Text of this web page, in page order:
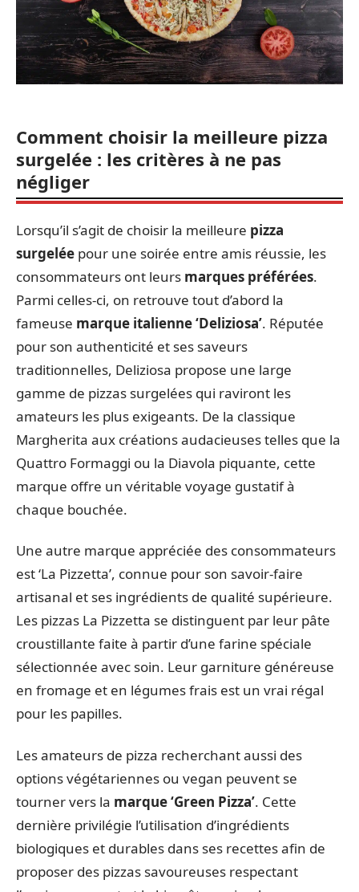
Comment choisir la meilleure pizza
surgelée : les critères à ne pas
négliger
Lorsqu’il s’agit de choisir la meilleure pizza
surgelée pour une soirée entre amis réussie, les
consommateurs ont leurs marques préférées.
Parmi celles-ci, on retrouve tout d’abord la
fameuse marque italienne ‘Deliziosa’. Réputée
pour son authenticité et ses saveurs
traditionnelles, Deliziosa propose une large
gamme de pizzas surgelées qui raviront les
amateurs les plus exigeants. De la classique
Margherita aux créations audacieuses telles que la
Quattro Formaggi ou la Diavola piquante, cette
marque offre un véritable voyage gustatif à
chaque bouchée.
Une autre marque appréciée des consommateurs
est ‘La Pizzetta’, connue pour son savoir-faire
artisanal et ses ingrédients de qualité supérieure.
Les pizzas La Pizzetta se distinguent par leur pâte
croustillante faite à partir d’une farine spéciale
sélectionnée avec soin. Leur garniture généreuse
en fromage et en légumes frais est un vrai régal
pour les papilles.
Les amateurs de pizza recherchant aussi des
options végétariennes ou vegan peuvent se
tourner vers la marque ‘Green Pizza’. Cette
dernière privilégie l’utilisation d’ingrédients
biologiques et durables dans ses recettes afin de
proposer des pizzas savoureuses respectant